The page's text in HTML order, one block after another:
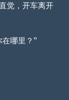
觉，开车离开
哪里？”